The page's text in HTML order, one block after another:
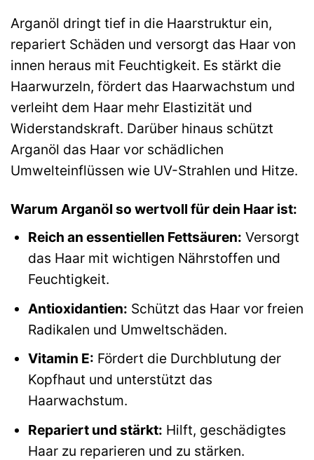
Arganöl dringt tief in die Haarstruktur ein,
repariert Schäden und versorgt das Haar von
innen heraus mit Feuchtigkeit. Es stärkt die
Haarwurzeln, fördert das Haarwachstum und
verleiht dem Haar mehr Elastizität und
Widerstandskraft. Darüber hinaus schützt
Arganöl das Haar vor schädlichen
Umwelteinflüssen wie UV-Strahlen und Hitze.
Warum Arganöl so wertvoll für dein Haar ist:
Reich an essentiellen Fettsäuren: Versorgt
das Haar mit wichtigen Nährstoffen und
Feuchtigkeit.
Antioxidantien: Schützt das Haar vor freien
Radikalen und Umweltschäden.
Vitamin E: Fördert die Durchblutung der
Kopfhaut und unterstützt das
Haarwachstum.
Repariert und stärkt: Hilft, geschädigtes
Haar zu reparieren und zu stärken.